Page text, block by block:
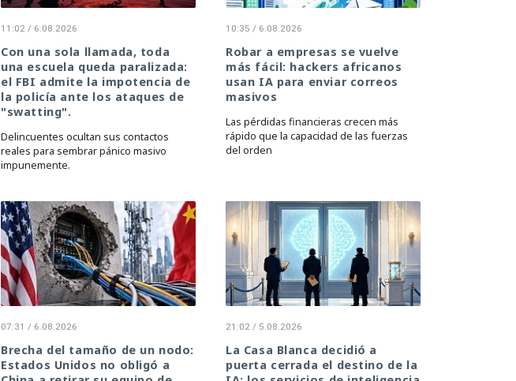
11:02 / 6.08.2026
Con una sola llamada, toda
una escuela queda paralizada:
el FBI admite la impotencia de
la policía ante los ataques de
"swatting".
Delincuentes ocultan sus contactos
reales para sembrar pánico masivo
impunemente.
10:35 / 6.08.2026
Robar a empresas se vuelve
más fácil: hackers africanos
usan IA para enviar correos
masivos
Las pérdidas financieras crecen más
rápido que la capacidad de las fuerzas
del orden
07:31 / 6.08.2026
Brecha del tamaño de un nodo:
Estados Unidos no obligó a
21:02 / 5.08.2026
La Casa Blanca decidió a
puerta cerrada el destino de la